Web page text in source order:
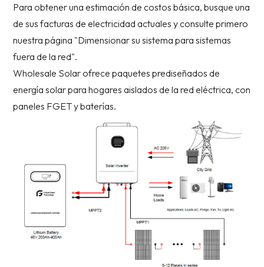
Para obtener una estimación de costos básica, busque una
de sus facturas de electricidad actuales y consulte primero
nuestra página "Dimensionar su sistema para sistemas
fuera de la red".
Wholesale Solar ofrece paquetes prediseñados de
energía solar para hogares aislados de la red eléctrica, con
paneles FGET y baterías.